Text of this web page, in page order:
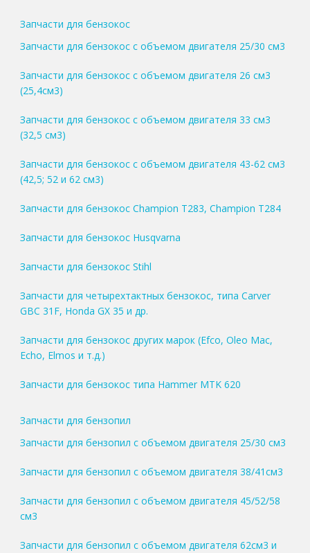
Запчасти для бензокос
Запчасти для бензокос с объемом двигателя 25/30 см3
Запчасти для бензокос с объемом двигателя 26 см3
(25,4см3)
Запчасти для бензокос с объемом двигателя 33 см3
(32,5 см3)
Запчасти для бензокос с объемом двигателя 43-62 см3
(42,5; 52 и 62 см3)
Запчасти для бензокос Champion T283, Champion T284
Запчасти для бензокос Husqvarna
Запчасти для бензокос Stihl
Запчасти для четырехтактных бензокос, типа Carver
GBC 31F, Honda GX 35 и др.
Запчасти для бензокос других марок (Efco, Oleo Mac,
Echo, Elmos и т.д.)
Запчасти для бензокос типа Hammer MTK 620
Запчасти для бензопил
Запчасти для бензопил с объемом двигателя 25/30 см3
Запчасти для бензопил с объемом двигателя 38/41см3
Запчасти для бензопил с объемом двигателя 45/52/58
см3
Запчасти для бензопил с объемом двигателя 62см3 и